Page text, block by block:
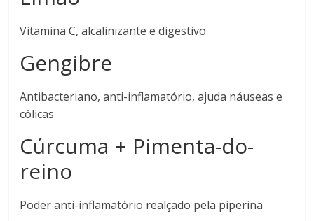
Vitamina C, alcalinizante e digestivo
Gengibre
Antibacteriano, anti-inflamatório, ajuda náuseas e
cólicas
Cúrcuma + Pimenta-do-
reino
Poder anti-inflamatório realçado pela piperina